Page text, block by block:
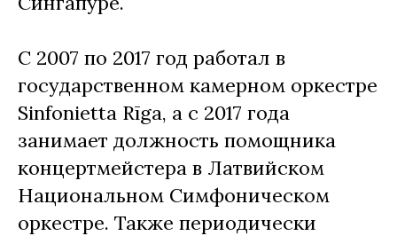
С 2007 по 2017 год работал в
государственном камерном оркестре
Sinfonietta Rīga, а с 2017 года
занимает должность помощника
концертмейстера в Латвийском
Национальном Симфоническом
оркестре. Также периодически